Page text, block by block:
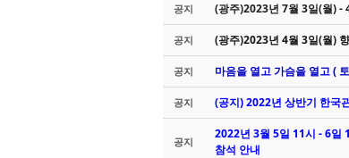
공지 (광주)2023년 7월 3일(월) -
공지 (광주)2023년 4월 3일(월)
공지 마음을 열고 가슴을 열고 (
공지 (공지) 2022년 상반기 한국
공지
2022년 3월 5일 11시 - 6일
참석 안내